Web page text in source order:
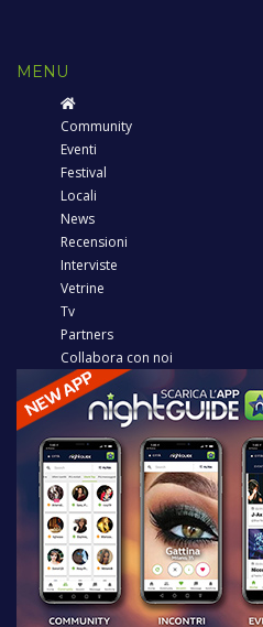
MENU
Community
Eventi
Festival
Locali
News
Recensioni
Interviste
Vetrine
Tv
Partners
Collabora con noi